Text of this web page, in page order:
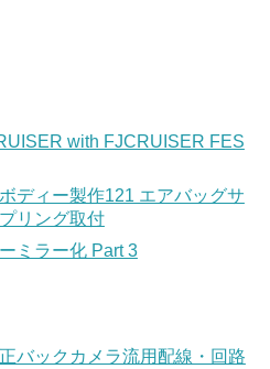
with FJCRUISER FES
ディー製作121 エアバッグサ
リング取付
ミラー化 Part 3
バックカメラ流用配線・回路